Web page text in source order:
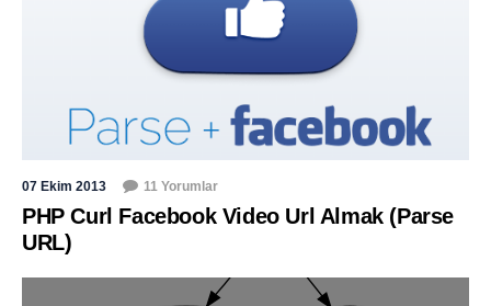
07 Ekim 2013 11 Yorumlar
PHP Curl Facebook Video Url Almak (Parse
URL)